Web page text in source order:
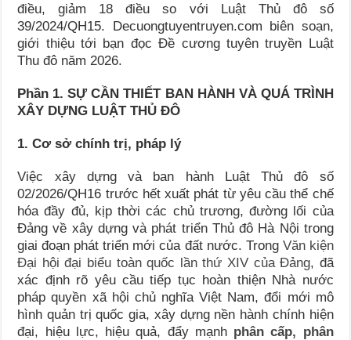
điều, giảm 18 điều so với Luật Thủ đô số
39/2024/QH15. Decuongtuyentruyen.com biên soạn,
giới thiệu tới bạn đọc Đề cương tuyên truyền Luật
Thu đô năm 2026.
Phần 1. SỰ CẦN THIẾT BAN HÀNH VÀ QUÁ TRÌNH
XÂY DỰNG LUẬT THỦ ĐÔ
1. Cơ sở chính trị, pháp lý
Việc xây dựng và ban hành Luật Thủ đô số
02/2026/QH16 trước hết xuất phát từ yêu cầu thể chế
hóa đầy đủ, kịp thời các chủ trương, đường lối của
Đảng về xây dựng và phát triển Thủ đô Hà Nội trong
giai đoạn phát triển mới của đất nước. Trong Văn kiện
Đại hội đại biểu toàn quốc lần thứ XIV của Đảng, đã
xác định rõ yêu cầu tiếp tục hoàn thiện Nhà nước
pháp quyền xã hội chủ nghĩa Việt Nam, đổi mới mô
hình quản trị quốc gia, xây dựng nền hành chính hiện
đại, hiệu lực, hiệu quả, đẩy mạnh phân cấp, phân